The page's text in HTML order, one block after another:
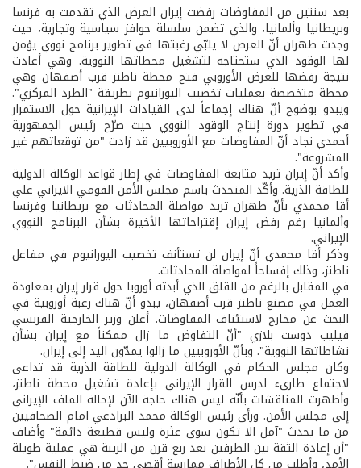
بعد سنتين من المفاوضات رفضت إيران العرض الذي تقدمت به فرنسا
وبريطانيا وألمانيا، والذي تضمن سلسلة حوافز سياسية وتجارية، حيث
وجدت طهران أنّ العرض لا يلبّي رغبتها في تطوير برنامج نووي يؤمن
لها الوقود الذي ستحتاجه لتشغيل محطاتها النووية. وهي أعادت
نتيجة رفضها للعرض الأوروبي فتح محطة ناطنز قرب أصفهان وهي
محطة متخصصة بعمليات تخصيب اليورانيوم بطريقة "الطرد المركزي".
ويبدو بوضوح أنّ هناك إجماعاً لدى القيادات الإيرانية حول الاستمرار
في تطوير دورة إنتاج الوقود النووي حيث صرّح رئيس الجمهورية
أحمدي نجاد أنّ المفاوضات مع الأوروبيين قد زادت "من توقعاتهم غير
المشروعة".
وأكد أنّ إيران تريد متابعة المفاوضات في إطار قواعد الوكالة الدولية
للطاقة الذرية. وأكّد المتحدث باسم مجلس الأمن القومي الايراني علي
أقا محمدي بأنّ طهران تريد مواصلة المحادثات مع بريطانيا وفرنسا
وألمانيا رغم رفض إيران إقتراحاتها الأخيرة بشأن البرنامج النووي
الإيراني.
وذكر أقا محمدي أنّ إيران لن تستأنف تخصيب اليورانيوم في مفاعل
ناطنز، وذلك إفساحاً لمواصلة المحادثات.
في المقابل بالرغم من القلق الذي أبدته أوروبا حول قرار إيران بمعاودة
العمل في مصنع ناطنز قرب أصفهان، يبدو أنّ هناك رغبة أوروبية في
البحث عن مخارج لاستئناف المفاوضات. أعلن وزير الخارجية الفرنسي
فيليب دوست بلازي "أنّ التفاوض ما زال ممكناً مع إيران بشأن
نشاطاتها النووية". وبأنّ الأوروبيين ما زالوا يمدّون اليد إلى إيران.
وكان مجلس الحكام في الوكالة الدولية للطاقة الذرية قد تداعى
لاجتماع طارىء لدرس القرار الإيراني بإعادة تشغيل محطة ناطنز،
وأظهرت المناقشات بأنّه ليس هناك حاجة الآن لإحالة الملف الإيراني
إلى مجلس الأمن. ورأى رئيس الوكالة محمد البرادعي امام الصحافيين
من ما يحدث "آمل الا تكون سوى عثرة وليس قطيعة دائمة" وأضاف
"أن إعادة الثقة بين الطرفين بعد ربع قرن من الريبة هي عملية طويلة